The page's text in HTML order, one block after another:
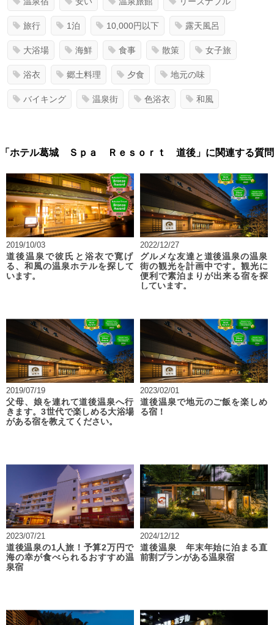
旅行 1泊 10,000円以下 露天風呂
大浴場 海鮮 食事 散策 女子旅
浴衣 郷土料理 夕食 地元の味
バイキング 温泉街 色浴衣 和風
「ホテル葛城 Ｓｐａ Ｒｅｓｏｒｔ 道後」に関連する質問
2019/10/03
道後温泉で彼氏と浴衣で寛げ
る、和風の温泉ホテルを探して
います。
2022/12/27
グルメな友達と道後温泉の温泉
街の観光を計画中です。観光に
便利で素泊まりが出来る宿を探
しています。
2019/07/19
父母、娘を連れて道後温泉へ行
きます。3世代で楽しめる大浴場
がある宿を教えてください。
2023/02/01
道後温泉で地元のご飯を楽しめ
る宿！
2023/07/21
道後温泉の1人旅！予算2万円で
海の幸が食べられるおすすめ温
泉宿
2024/12/12
道後温泉 年末年始に泊まる直
前割プランがある温泉宿